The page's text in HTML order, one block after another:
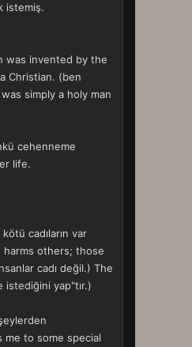
istemiş.
was invented by the
Christian. (ben
simply a holy man
cehenneme
life.
cadıların var
others; those
cadı değil.) The
istediğini yap"tır.)
to some special